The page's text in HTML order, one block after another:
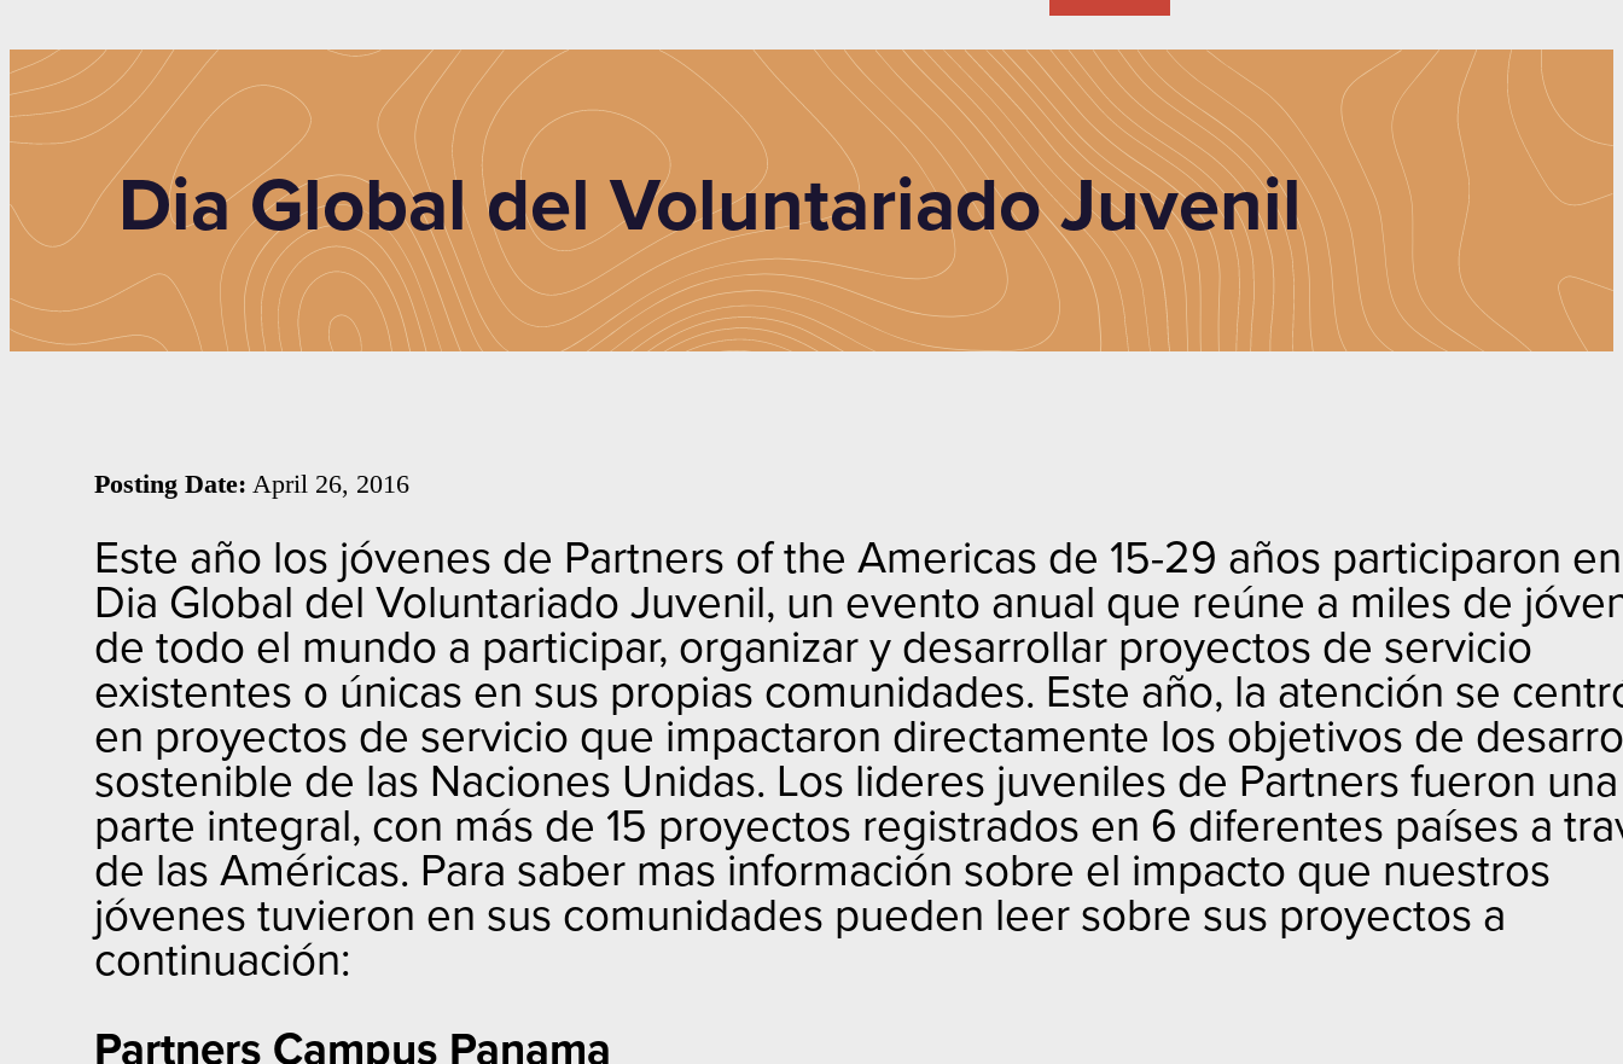
Dia Global del Voluntariado Juvenil
Posting Date: April 26, 2016
Este año los jóvenes de Partners of the Americas de 15-29 años participaron
Dia Global del Voluntariado Juvenil, un evento anual que reúne a miles de
de todo el mundo a participar, organizar y desarrollar proyectos de servicio
existentes o únicas en sus propias comunidades. Este año, la atención se
en proyectos de servicio que impactaron directamente los objetivos de
sostenible de las Naciones Unidas. Los lideres juveniles de Partners fueron una
parte integral, con más de 15 proyectos registrados en 6 diferentes países a
de las Américas. Para saber mas información sobre el impacto que nuestros
jóvenes tuvieron en sus comunidades pueden leer sobre sus proyectos a
continuación:
Partners Campus Panama